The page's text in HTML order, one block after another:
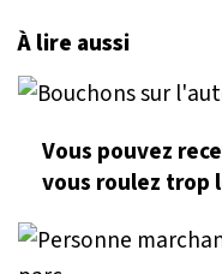
À lire aussi
Vous pouvez
vous roulez trop